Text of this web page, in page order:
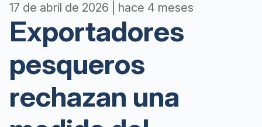
17 de abril de 2026 | hace 4 meses
Exportadores
pesqueros
rechazan una